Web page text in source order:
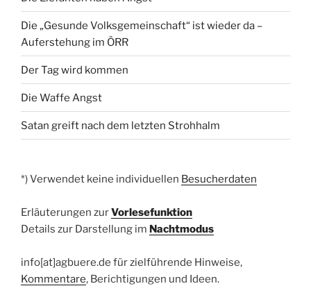
Die „Gesunde Volksgemeinschaft“ ist wieder da –
Auferstehung im ÖRR
Der Tag wird kommen
Die Waffe Angst
Satan greift nach dem letzten Strohhalm
*) Verwendet keine individuellen Besucherdaten
Erläuterungen zurVorlesefunktion
Details zur Darstellung im Nachtmodus
info[at]agbuere.de für zielführende Hinweise,
Kommentare, Berichtigungen und Ideen.